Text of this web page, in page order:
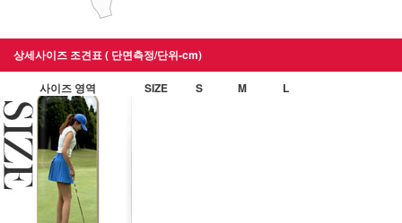
상세사이즈 조견표 ( 단면측정/단위-cm)
사이즈 영역 SIZE S M L